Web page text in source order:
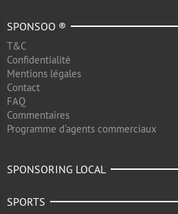
SPONSOO ®
T&C
Confidentialité
Mentions légales
Contact
FAQ
Commentaires
Programme d'agents commerciaux
SPONSORING LOCAL
SPORTS